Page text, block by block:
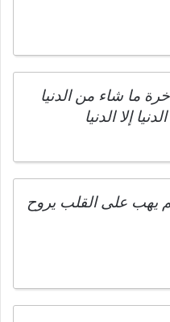
ما شاء من الدنيا
إلا الدنيا
يهب على القلب يروح